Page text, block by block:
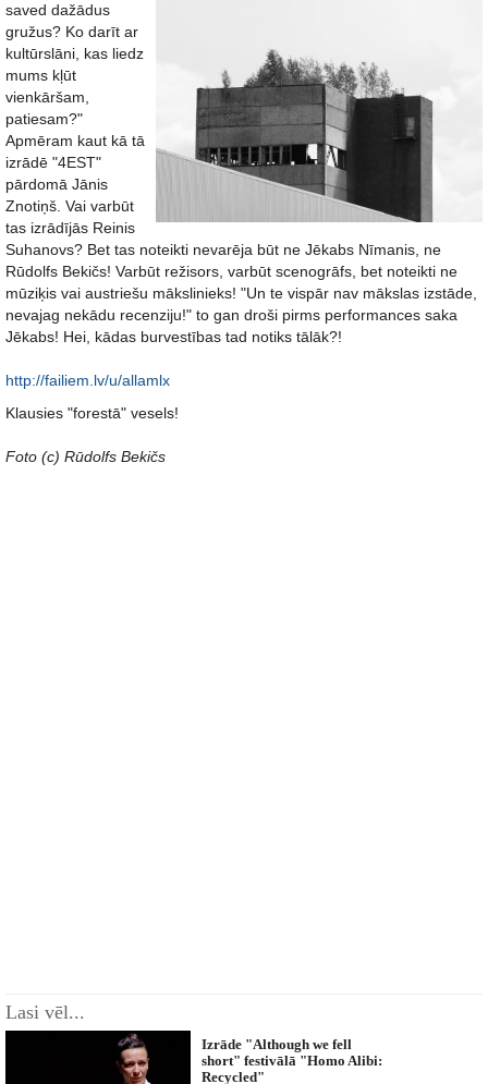
saved dažādus
gružus? Ko darīt ar
kultūrslāni, kas liedz
mums kļūt
vienkāršam,
patiesam?"
Apmēram kaut kā tā
izrādē "4EST"
pārdomā Jānis
Znotiņš. Vai varbūt
tas izrādījās Reinis
Suhanovs? Bet tas noteikti nevarēja būt ne Jēkabs Nīmanis, ne
Rūdolfs Bekičs! Varbūt režisors, varbūt scenogrāfs, bet noteikti ne
mūziķis vai austriešu mākslinieks! "Un te vispār nav mākslas izstāde,
nevajag nekādu recenziju!" to gan droši pirms performances saka
Jēkabs! Hei, kādas burvestības tad notiks tālāk?!
http://failiem.lv/u/allamlx
Klausies "forestā" vesels!
Foto (c) Rūdolfs Bekičs
Lasi vēl...
Izrāde "Although we fell
short" festivālā "Homo Alibi:
Recycled"